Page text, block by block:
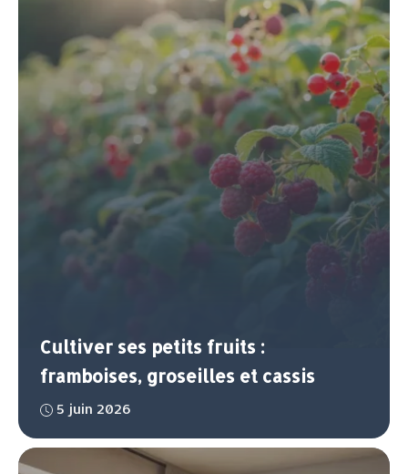
Cultiver ses petits fruits :
framboises, groseilles et cassis
5 juin 2026